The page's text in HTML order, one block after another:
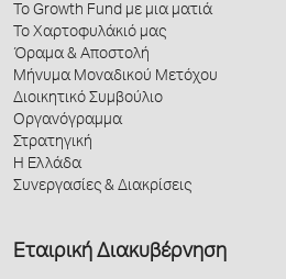
Το Growth Fund με μια ματιά
Το Χαρτοφυλάκιό μας
Όραμα & Αποστολή
Μήνυμα Μοναδικού Μετόχου
Διοικητικό Συμβούλιο
Οργανόγραμμα
Στρατηγική
Η Ελλάδα
Συνεργασίες & Διακρίσεις
Εταιρική Διακυβέρνηση